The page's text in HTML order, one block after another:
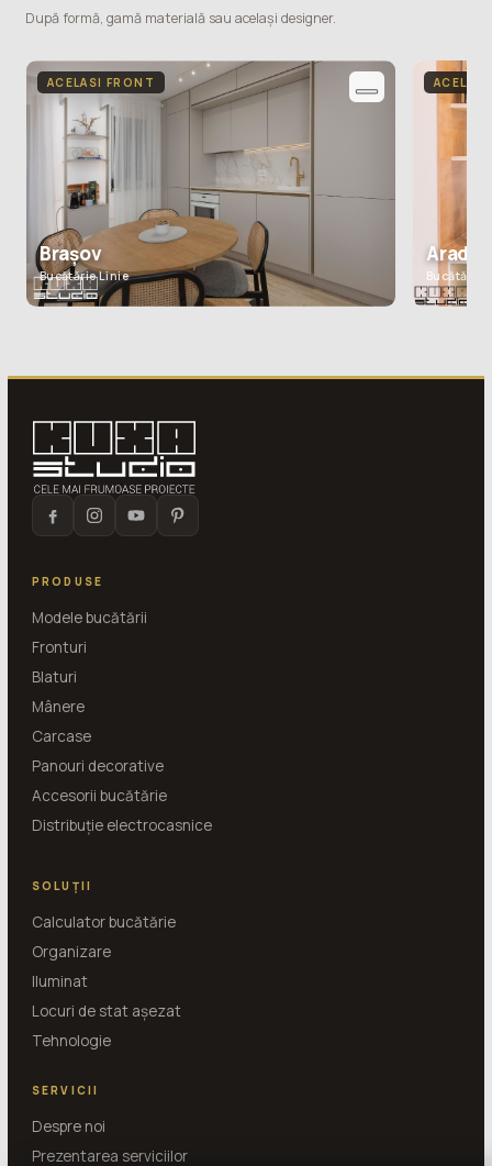
După formă, gamă materială sau același designer.
ACELASI FRONT
Brașov
Bucătărie Linie
Arad
Bucătărie
PRODUSE
Modele bucătării
Fronturi
Blaturi
Mânere
Carcase
Panouri decorative
Accesorii bucătărie
Distribuție electrocasnice
SOLUȚII
Calculator bucătărie
Organizare
Iluminat
Locuri de stat așezat
Tehnologie
SERVICII
Despre noi
Prezentarea serviciilor